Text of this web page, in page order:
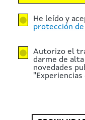
He leído y
protección
Autorizo el
darme de
novedades
"Experiencias